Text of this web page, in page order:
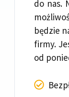
do nas.
będzie
firmy.
od